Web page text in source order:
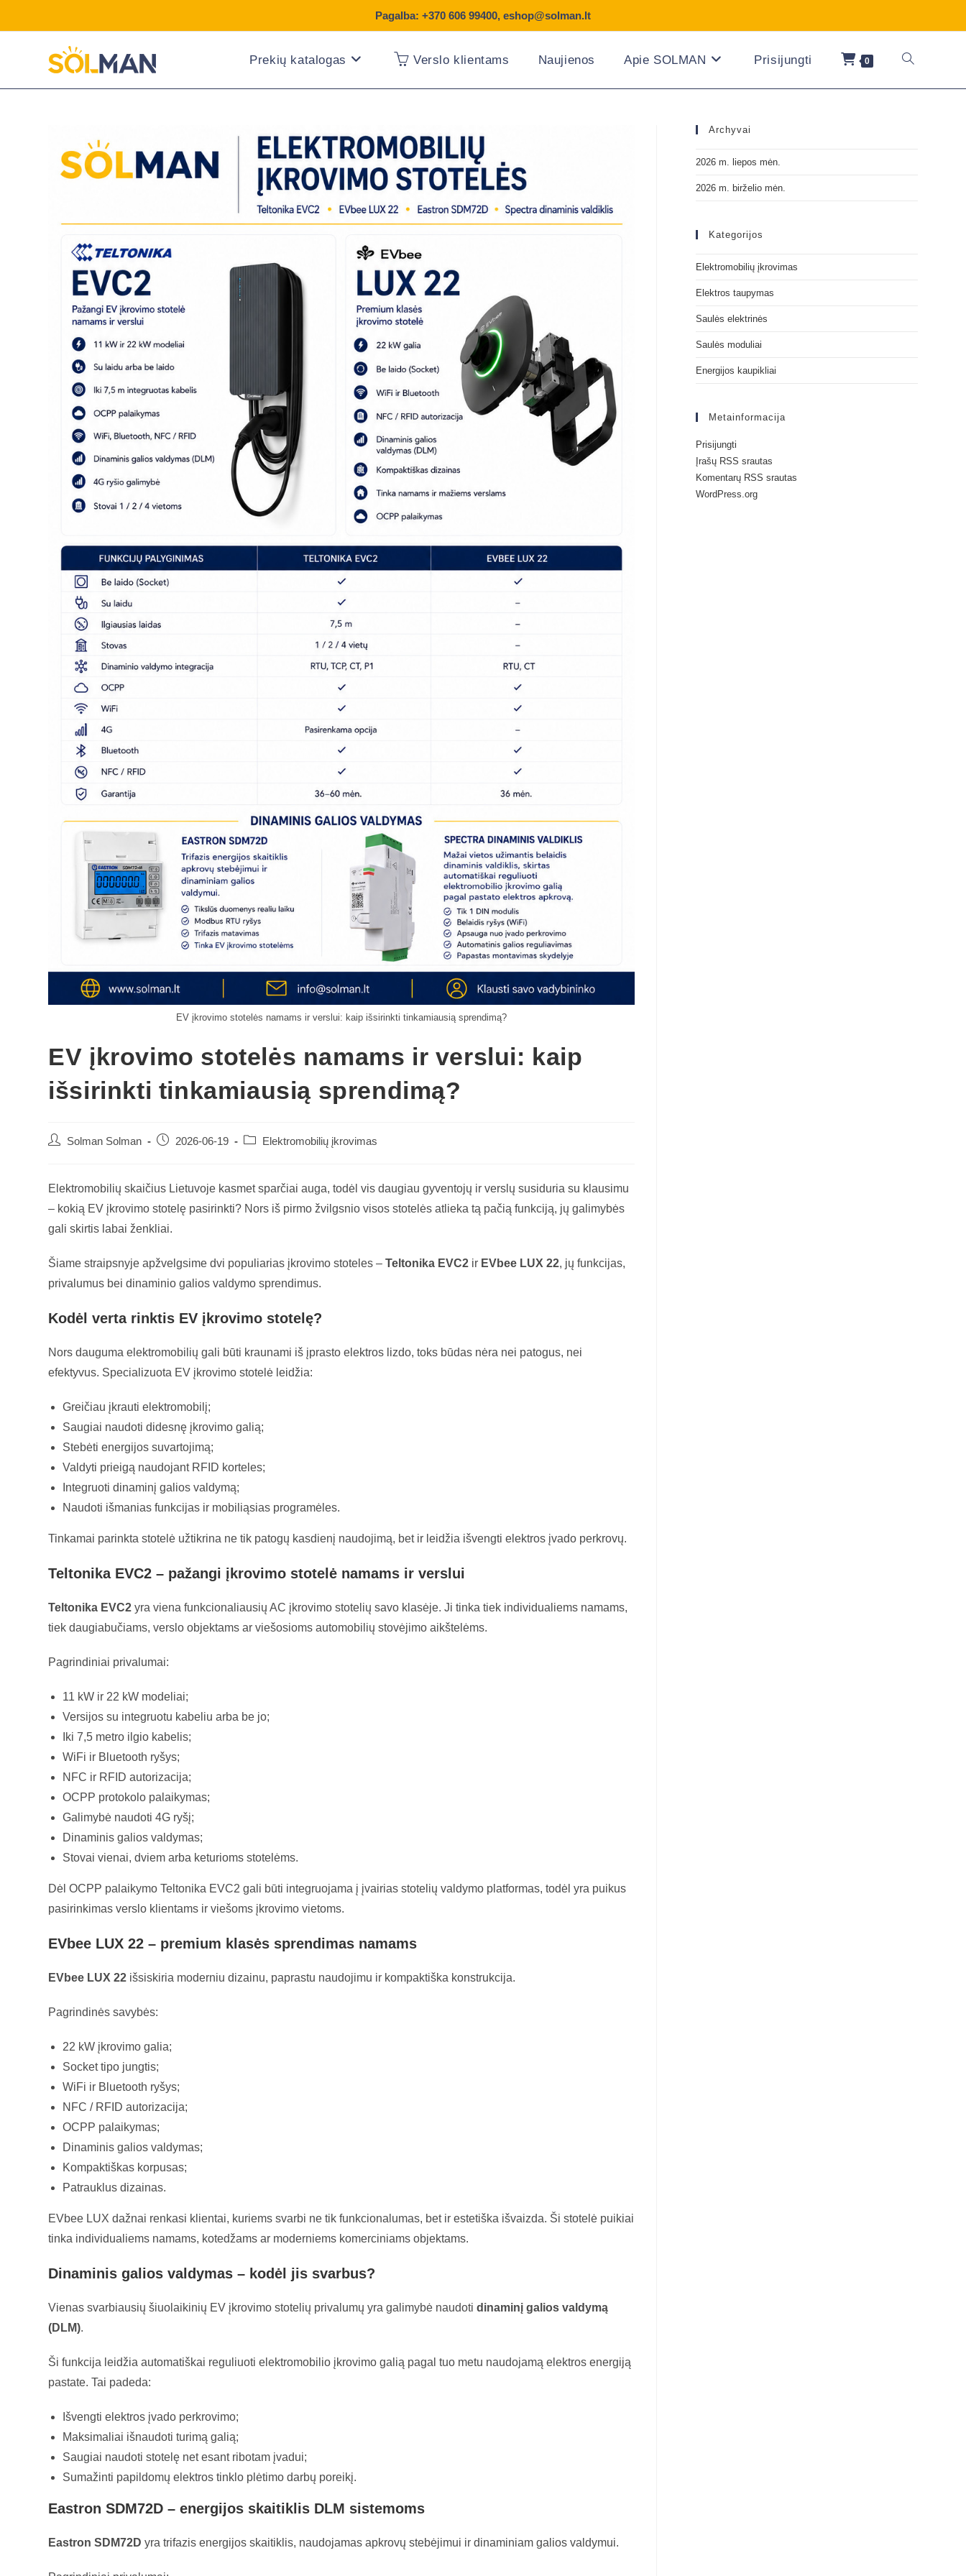
Pagalba: +370 606 99400, eshop@solman.lt
Prekių katalogas Verslo klientams Naujienos Apie SOLMAN Prisijungti 0
EV įkrovimo stotelės namams ir verslui: kaip išsirinkti tinkamiausią sprendimą?
EV įkrovimo stotelės namams ir verslui: kaip
išsirinkti tinkamiausią sprendimą?
Solman Solman 2026-06-19 Elektromobilių įkrovimas
Elektromobilių skaičius Lietuvoje kasmet sparčiai auga, todėl vis daugiau gyventojų ir verslų susiduria su klausimu
– kokią EV įkrovimo stotelę pasirinkti? Nors iš pirmo žvilgsnio visos stotelės atlieka tą pačią funkciją, jų galimybės
gali skirtis labai ženkliai.
Šiame straipsnyje apžvelgsime dvi populiarias įkrovimo stoteles –Teltonika EVC2 ir EVbee LUX 22, jų funkcijas,
privalumus bei dinaminio galios valdymo sprendimus.
Kodėl verta rinktis EV įkrovimo stotelę?
Nors dauguma elektromobilių gali būti kraunami iš įprasto elektros lizdo, toks būdas nėra nei patogus, nei
efektyvus. Specializuota EV įkrovimo stotelė leidžia:
Greičiau įkrauti elektromobilį;
Saugiai naudoti didesnę įkrovimo galią;
Stebėti energijos suvartojimą;
Valdyti prieigą naudojant RFID korteles;
Integruoti dinaminį galios valdymą;
Naudoti išmanias funkcijas ir mobiliąsias programėles.
Tinkamai parinkta stotelė užtikrina ne tik patogų kasdienį naudojimą, bet ir leidžia išvengti elektros įvado perkrovų.
Teltonika EVC2 – pažangi įkrovimo stotelė namams ir verslui
Teltonika EVC2 yra viena funkcionaliausių AC įkrovimo stotelių savo klasėje. Ji tinka tiek individualiems namams,
tiek daugiabučiams, verslo objektams ar viešosioms automobilių stovėjimo aikštelėms.
Pagrindiniai privalumai:
11 kW ir 22 kW modeliai;
Versijos su integruotu kabeliu arba be jo;
Iki 7,5 metro ilgio kabelis;
WiFi ir Bluetooth ryšys;
NFC ir RFID autorizacija;
OCPP protokolo palaikymas;
Galimybė naudoti 4G ryšį;
Dinaminis galios valdymas;
Stovai vienai, dviem arba keturioms stotelėms.
Dėl OCPP palaikymo Teltonika EVC2 gali būti integruojama į įvairias stotelių valdymo platformas, todėl yra puikus
pasirinkimas verslo klientams ir viešoms įkrovimo vietoms.
EVbee LUX 22 – premium klasės sprendimas namams
EVbee LUX 22 išsiskiria moderniu dizainu, paprastu naudojimu ir kompaktiška konstrukcija.
Pagrindinės savybės:
22 kW įkrovimo galia;
Socket tipo jungtis;
WiFi ir Bluetooth ryšys;
NFC / RFID autorizacija;
OCPP palaikymas;
Dinaminis galios valdymas;
Kompaktiškas korpusas;
Patrauklus dizainas.
EVbee LUX dažnai renkasi klientai, kuriems svarbi ne tik funkcionalumas, bet ir estetiška išvaizda. Ši stotelė puikiai
tinka individualiems namams, kotedžams ar moderniems komerciniams objektams.
Dinaminis galios valdymas – kodėl jis svarbus?
Vienas svarbiausių šiuolaikinių EV įkrovimo stotelių privalumų yra galimybė naudotidinaminį galios valdymą
(DLM).
Ši funkcija leidžia automatiškai reguliuoti elektromobilio įkrovimo galią pagal tuo metu naudojamą elektros energiją
pastate. Tai padeda:
Išvengti elektros įvado perkrovimo;
Maksimaliai išnaudoti turimą galią;
Saugiai naudoti stotelę net esant ribotam įvadui;
Sumažinti papildomų elektros tinklo plėtimo darbų poreikį.
Eastron SDM72D – energijos skaitiklis DLM sistemoms
Eastron SDM72D yra trifazis energijos skaitiklis, naudojamas apkrovų stebėjimui ir dinaminiam galios valdymui.
Archyvai
2026 m. liepos mėn.
2026 m. birželio mėn.
Kategorijos
Elektromobilių įkrovimas
Elektros taupymas
Saulės elektrinės
Saulės moduliai
Energijos kaupikliai
Metainformacija
Prisijungti
Įrašų RSS srautas
Komentarų RSS srautas
WordPress.org